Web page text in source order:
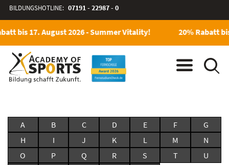
BILDUNGSHOTLINE: 07191 - 22987 - 0
bis 17. August 2026 - Summer Vitality! 20% Rabatt
A B C D E F
G
H
I J K L M
N
O
P Q R S T
U